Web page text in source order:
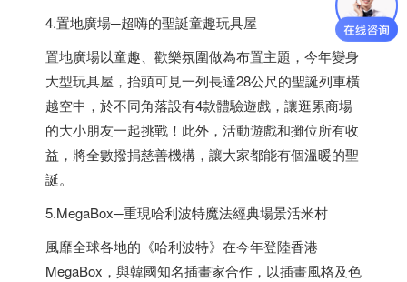
4.置地廣場─超嗨的聖誕童趣玩具屋
置地廣場以童趣、歡樂氛圍做為布置主題，今年變身
大型玩具屋，抬頭可見一列長達28公尺的聖誕列車橫
越空中，於不同角落設有4款體驗遊戲，讓逛累商場
的大小朋友一起挑戰！此外，活動遊戲和攤位所有收
益，將全數撥捐慈善機構，讓大家都能有個溫暖的聖
誕。
5.MegaBox─重現哈利波特魔法經典場景活米村
風靡全球各地的《哈利波特》在今年登陸香港
MegaBox，與韓國知名插畫家合作，以插畫風格及色